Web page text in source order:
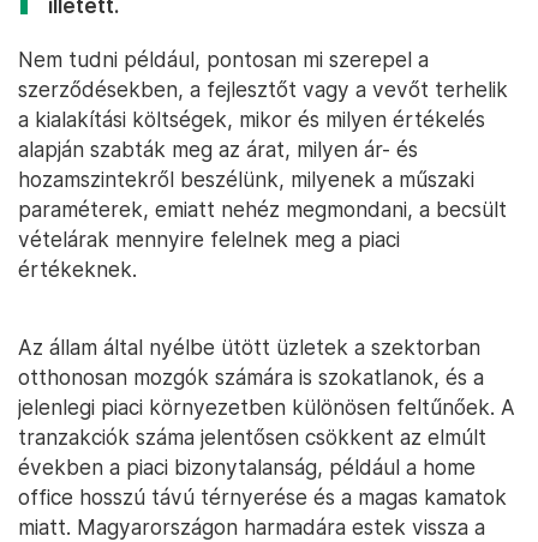
Nem tudni például, pontosan mi szerepel a
szerződésekben, a fejlesztőt vagy a vevőt terhelik
a kialakítási költségek, mikor és milyen értékelés
alapján szabták meg az árat, milyen ár- és
hozamszintekről beszélünk, milyenek a műszaki
paraméterek, emiatt nehéz megmondani, a becsült
vételárak mennyire felelnek meg a piaci
értékeknek.
Az állam által nyélbe ütött üzletek a szektorban
otthonosan mozgók számára is szokatlanok, és a
jelenlegi piaci környezetben különösen feltűnőek. A
tranzakciók száma jelentősen csökkent az elmúlt
években a piaci bizonytalanság, például a home
office hosszú távú térnyerése és a magas kamatok
miatt. Magyarországon harmadára estek vissza a